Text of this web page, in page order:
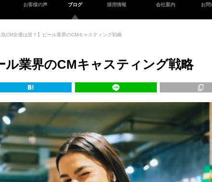
お客様の声 ブログ 採用情報 会社案内 お問
気CM女優は誰？】ビール業界のCMキャスティング戦略
ル業界のCMキャスティング戦略